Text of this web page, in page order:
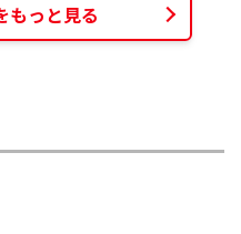
もっと見る